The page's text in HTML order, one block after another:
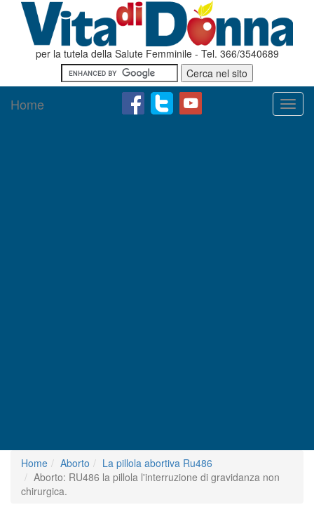
per la tutela della Salute Femminile - Tel. 366/3540689
Home
Home Aborto
La pillola abortiva Ru486
Aborto: RU486 la pillola l'interruzione di gravidanza non
chirurgica.